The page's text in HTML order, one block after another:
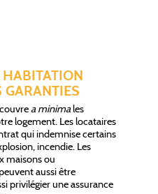
HABITATION
GARANTIES
a minimales
logement. Les locataires
qui indemnise certains
incendie. Les
maisons ou
aussi être
privilégier une assurance